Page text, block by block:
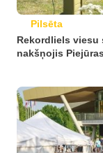
Pilsēta
Rekordliels
nakšņojis